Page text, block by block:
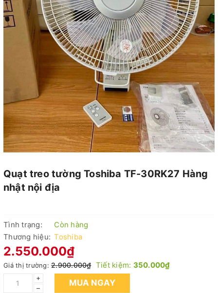
Quạt treo tường Toshiba TF-30RK27 Hàng
nhật nội địa
Tình trạng:
Còn hàng
Thương hiệu: Toshiba
2.550.000₫
Giá thị trường: 2.900.000₫ Tiết kiệm: 350.000₫
+
–
MUA NGAY